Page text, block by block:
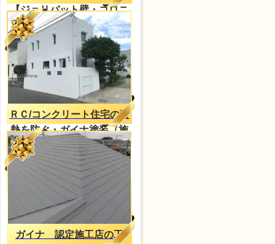
【ジョリパット壁・コロニ
アル屋根】
ＲＣ/コンクリート住宅の蓄
熱を防ぐ・ガイナ塗装（施
工事例）
ガイナ 認定施工店の工